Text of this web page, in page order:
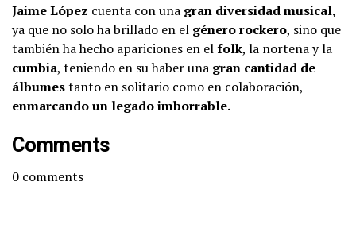
Jaime López cuenta con una gran diversidad musical,
ya que no solo ha brillado en el género rockero, sino que
también ha hecho apariciones en elfolk, la norteña y la
cumbia, teniendo en su haber una gran cantidad de
álbumestanto en solitario como en colaboración,
enmarcando un legado imborrable.
Comments
0 comments